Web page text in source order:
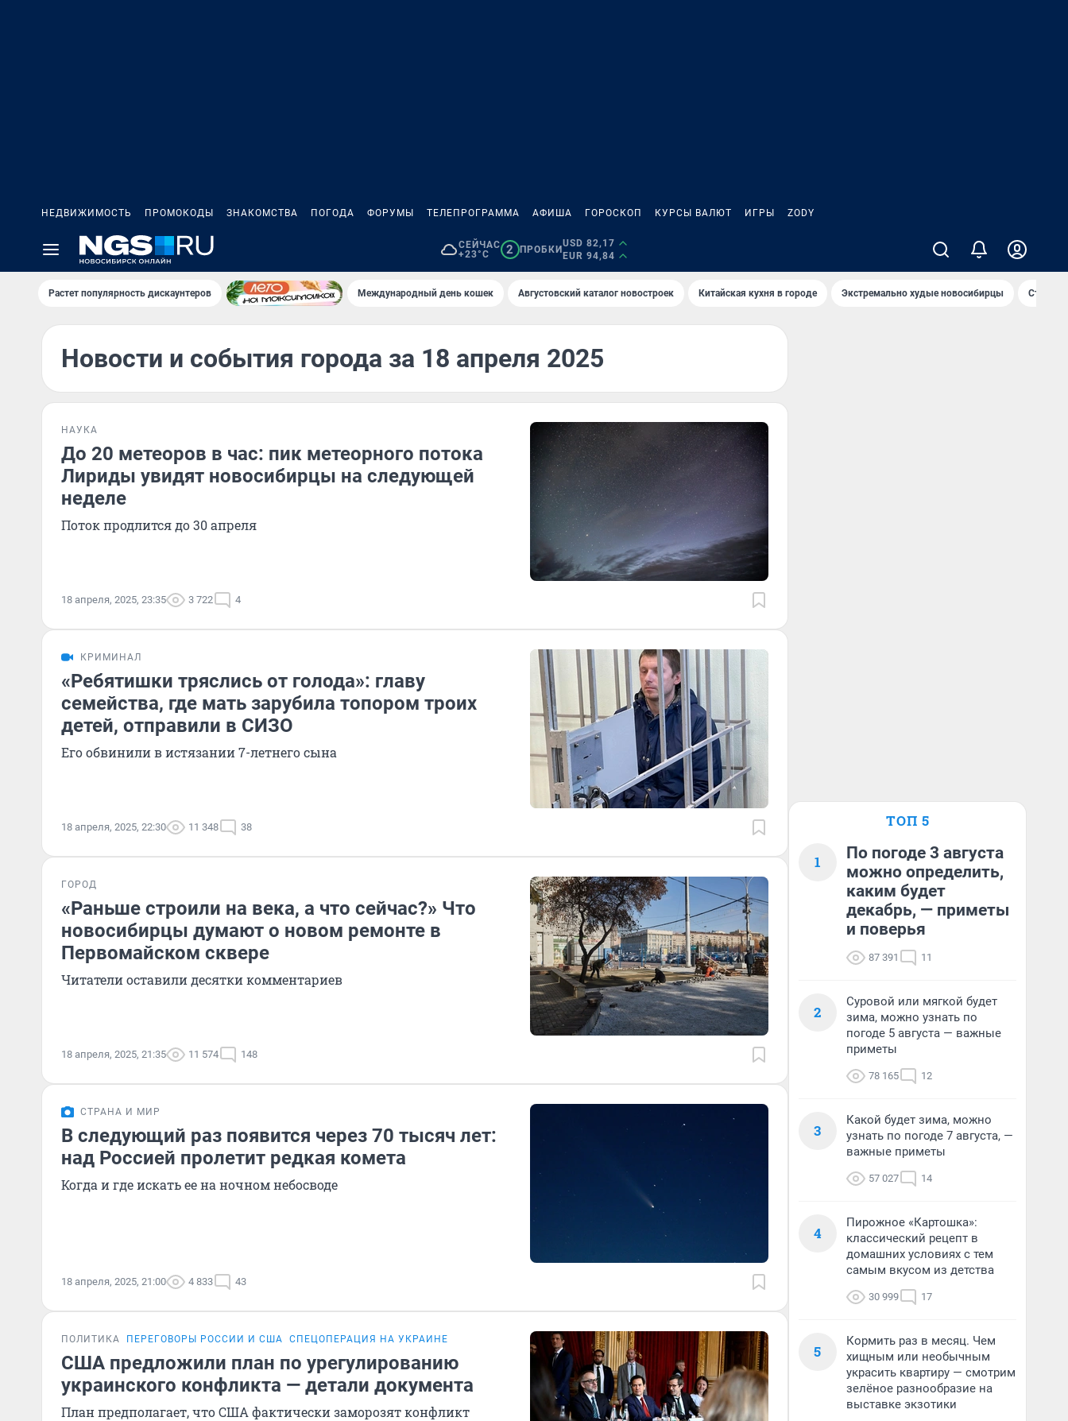
НЕДВИЖИМОСТЬ ПРОМОКОДЫ ЗНАКОМСТВА ПОГОДА ФОРУМЫ ТЕЛЕПРОГРАММА АФИША ГОРОСКОП КУРСЫ ВАЛЮТ ИГРЫ ZODY
СЕЙЧАС
+23°C
2 ПРОБКИ
USD 82,17
EUR 94,84
Растет популярность дискаунтеров Международный день кошек Августовский каталог новостроек Китайская кухня в городе Экстремально худые новосибирцы Старт
Новости и события города за 18 апреля 2025
НАУКА
До 20 метеоров в час: пик метеорного потока
Лириды увидят новосибирцы на следующей
неделе
Поток продлится до 30 апреля
18 апреля, 2025, 23:35 3 722 4
КРИМИНАЛ
«Ребятишки тряслись от голода»: главу
семейства, где мать зарубила топором троих
детей, отправили в СИЗО
Его обвинили в истязании 7-летнего сына
18 апреля, 2025, 22:30 11 348 38
ГОРОД
«Раньше строили на века, а что сейчас?» Что
новосибирцы думают о новом ремонте в
Первомайском сквере
Читатели оставили десятки комментариев
18 апреля, 2025, 21:35 11 574 148
СТРАНА И МИР
В следующий раз появится через 70 тысяч лет:
над Россией пролетит редкая комета
Когда и где искать ее на ночном небосводе
18 апреля, 2025, 21:00 4 833 43
ПОЛИТИКА ПЕРЕГОВОРЫ РОССИИ И США СПЕЦОПЕРАЦИЯ НА УКРАИНЕ
США предложили план по урегулированию
украинского конфликта — детали документа
План предполагает, что США фактически заморозят конфликт
ТОП 5
1
По погоде 3 августа
можно определить,
каким будет
декабрь, — приметы
и поверья
87 391 11
2
Суровой или мягкой будет
зима, можно узнать по
погоде 5 августа — важные
приметы
78 165 12
3
Какой будет зима, можно
узнать по погоде 7 августа, —
важные приметы
57 027 14
4
Пирожное «Картошка»:
классический рецепт в
домашних условиях с тем
самым вкусом из детства
30 999 17
5
Кормить раз в месяц. Чем
хищным или необычным
украсить квартиру — смотрим
зелёное разнообразие на
выставке экзотики